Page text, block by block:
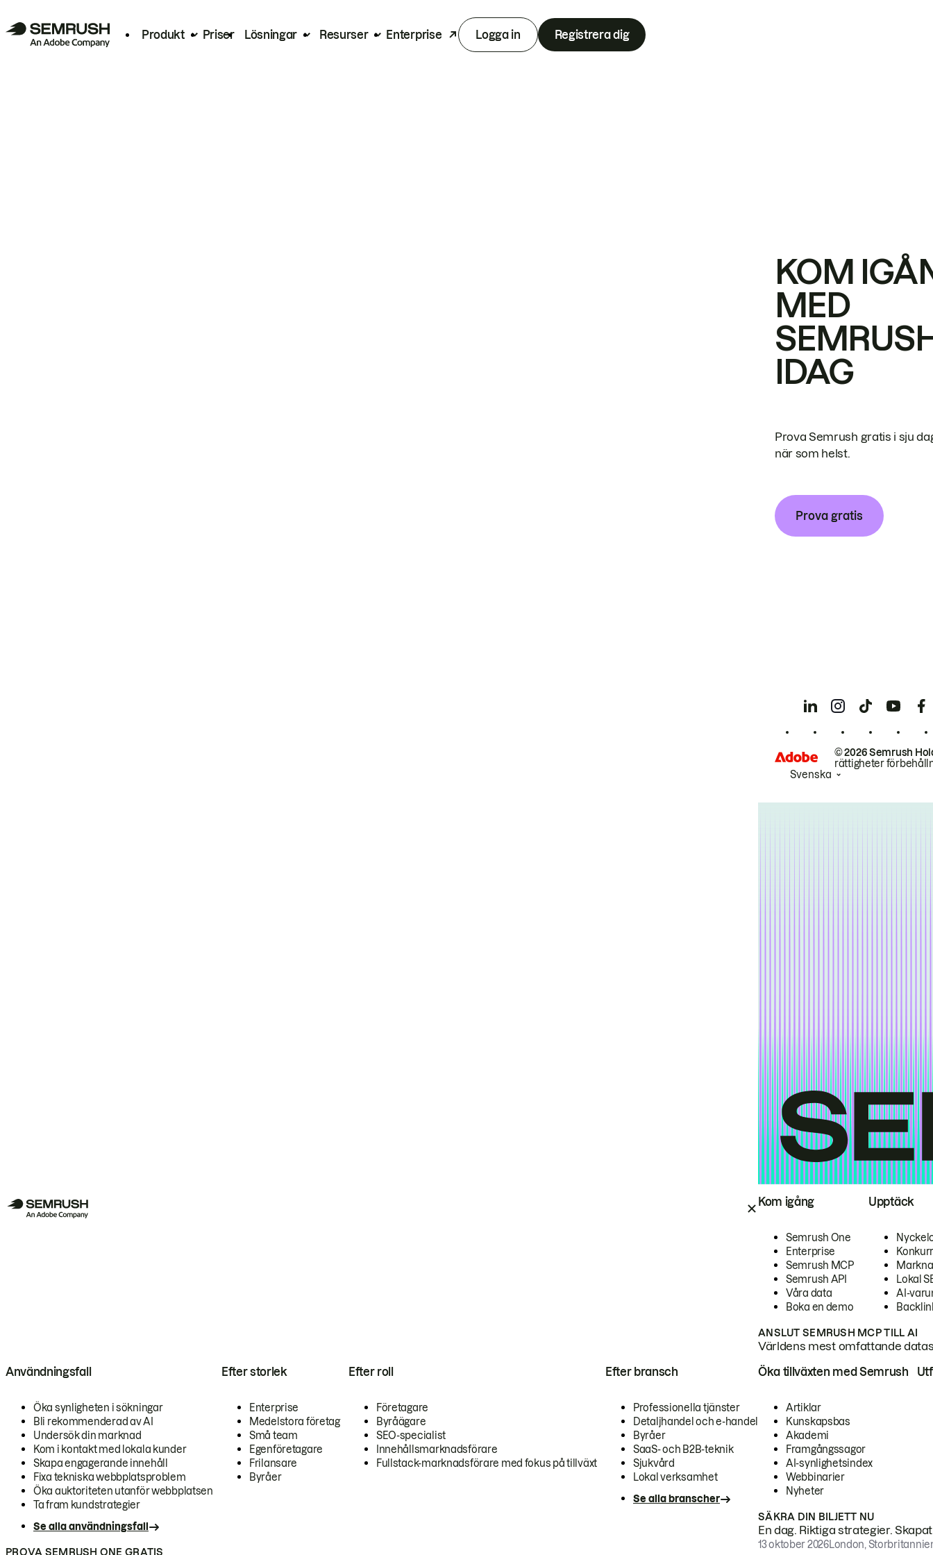
Produkt Priser Lösningar Resurser Enterprise Logga in Registrera dig
Kom igång
Semrush One
Enterprise
Semrush MCP
Semrush API
Våra data
Boka en demo
Upptäck
Lokal
AI-
ANSLUT SEMRUSH MCP TILL AI
Världens mest omfattande
Användningsfall
Öka synligheten i sökningar
Bli rekommenderad av AI
Undersök din marknad
Kom i kontakt med lokala kunder
Skapa engagerande innehåll
Fixa tekniska webbplatsproblem
Öka auktoriteten utanför webbplatsen
Ta fram kundstrategier
Se alla användningsfall
Efter storlek
Enterprise
Medelstora företag
Små team
Egenföretagare
Frilansare
Byråer
Efter roll
Företagare
Byråägare
SEO-specialist
Innehållsmarknadsförare
Fullstack-marknadsförare med fokus på tillväxt
Efter bransch
Professionella tjänster
Detaljhandel och e-handel
Byråer
SaaS- och B2B-teknik
Sjukvård
Lokal verksamhet
Se alla branscher
PROVA SEMRUSH ONE GRATIS
Öka tillväxten med Semrush
Artiklar
Kunskapsbas
Akademi
Framgångssagor
AI-synlighetsindex
Webbinarier
Nyheter
SÄKRA DIN BILJETT NU
En dag. Riktiga strategier.
13 oktober 2026London,
KOM
MED
IDAG
Prova Semrush gratis i sju
när som helst.
Prova gratis
© 2026 Semrush
rättigheter
Svenska